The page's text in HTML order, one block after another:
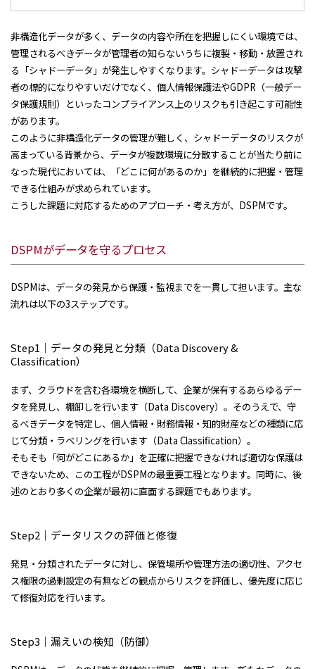
非構造化データが多く、データの内容や所在を把握しにくい環境では、
管理されるべきデータが管理者の知らないうちに複製・移動・放置され
る「シャドーデータ」が発生しやすくなります。シャドーデータは攻撃
者の標的になりやすいだけでなく、個人情報保護法やGDPR（一般デー
タ保護規則）といったコンプライアンス上のリスクも引き起こす可能性
があります。
このように非構造化データの管理が難しく、シャドーデータのリスクが
高まっている背景から、データが複数環境に分散することが当たり前に
なった現代においては、「どこに何があるのか」を継続的に把握・管理
できる仕組みが求められています。
こうした課題に対応するためのアプローチ・考え方が、DSPMです。
DSPMがデータを守るプロセス
DSPMは、データの発見から保護・監視までを一貫して担います。主な
流れは以下の3ステップです。
Step1｜データの発見と分類（Data Discovery &
Classification）
まず、クラウドを含む各環境を横断して、企業が保有するあらゆるデー
タを発見し、棚卸しを行います（Data Discovery）。そのうえで、守
るべきデータを特定し、個人情報・財務情報・知的財産などの種類に応
じて分類・ラベリングを行います（Data Classification）。
そもそも「何がどこにあるか」を正確に把握できなければ適切な保護は
できないため、この工程がDSPMの最重要工程となります。同時に、後
述のとおり多くの企業が最初に直面する課題でもあります。
Step2｜データリスクの評価と修復
発見・分類されたデータに対し、保管場所や管理方法の適切性、アクセ
ス権限の過剰設定の有無などの観点からリスクを評価し、優先度に応じ
て修復対応を行います。
Step3｜漏えいの検知（防御）